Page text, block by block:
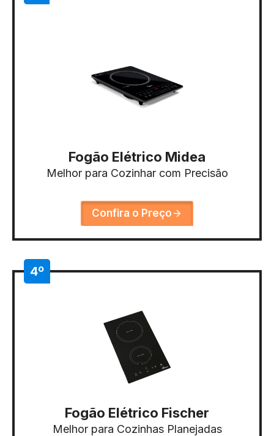
Fogão Elétrico Midea
Melhor para Cozinhar com Precisão
Confira o Preço
4º
Fogão Elétrico Fischer
Melhor para Cozinhas Planejadas